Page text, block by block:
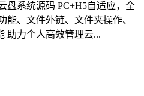
盘系统源码 PC+H5自适应，全
能、文件外链、文件夹操作、
助力个人高效管理云...